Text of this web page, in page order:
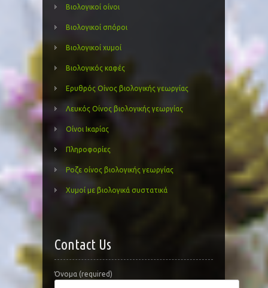
Βιολογικοί οίνοι
Βιολογικοί σπόροι
Βιολογικοί χυμοί
Βιολογικός καφές
Ερυθρός Οίνος βιολογικής γεωργίας
Λευκός Οίνος βιολογικής γεωργίας
Οίνοι Ικαρίας
Πληροφορίες
Ροζε οίνος βιολογικής γεωργίας
Χυμοί με βιολογικά συστατικά
Contact Us
Όνομα (required)